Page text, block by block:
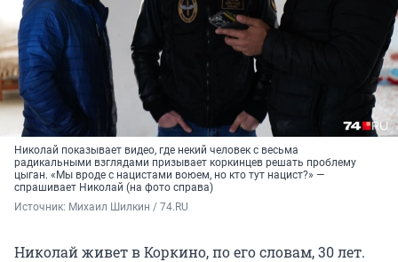
Николай показывает видео, где некий человек с весьма
радикальными взглядами призывает коркинцев решать проблему
цыган. «Мы вроде с нацистами воюем, но кто тут нацист?» —
спрашивает Николай (на фото справа)
Источник: Михаил Шилкин / 74.RU
Николай живет в Коркино, по его словам, 30 лет.